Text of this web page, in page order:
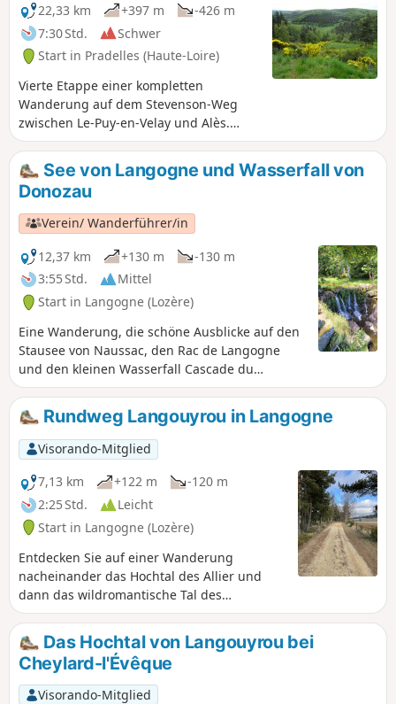
22,33 km
+397 m
-426 m
7:30 Std.
Schwer
Start in Pradelles (Haute-Loire)
Vierte Etappe einer kompletten
Wanderung auf dem Stevenson-Weg
zwischen Le-Puy-en-Velay und Alès.
Diese Etappe markiert den Übergang
vom Pays des Puys du Velay mit seinen
offenen, hügeligen Landschaften zum
Gévaudan mit seinen geschlosseneren
Landschaften und tiefen Wäldern. Die
Route folgt demGR®70(rot-weiße
Markierung).
See von Langogne und Wasserfall von
Donozau
Verein/ Wanderführer/in
12,37 km
+130 m
-130 m
3:55 Std.
Mittel
Start in Langogne (Lozère)
Eine Wanderung, die schöne Ausblicke auf den
Stausee von Naussac, den Rac de Langogne
und den kleinen Wasserfall Cascade du
Donozau auf schönen Wegen bietet.
Rundweg Langouyrou in Langogne
Visorando-Mitglied
7,13 km
+122 m
-120 m
2:25 Std.
Leicht
Start in Langogne (Lozère)
Entdecken Sie auf einer Wanderung
nacheinander das Hochtal des Allier und
dann das wildromantische Tal des
Langouyrou auf den Spuren des
Reiseschriftstellers Robert-Louis Stevenson.
Diese Wanderung ist für alle geeignet und
auch mit Kinderwagen oder Rollstuhl
befahrbar.
Das Hochtal von Langouyrou bei
Cheylard-l'Évêque
Visorando-Mitglied